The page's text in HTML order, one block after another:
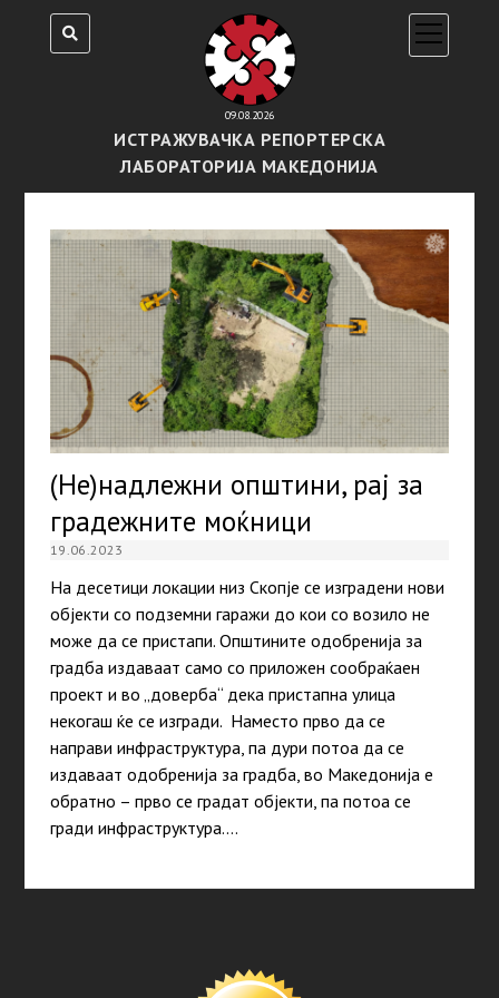
09.08.2026
ИСТРАЖУВАЧКА РЕПОРТЕРСКА
ЛАБОРАТОРИЈА МАКЕДОНИЈА
open
menu
(Не)надлежни општини, рај за
градежните моќници
19.06.2023
На десетици локации низ Скопје се изградени нови
објекти со подземни гаражи до кои со возило не
може да се пристапи. Општините одобренија за
градба издаваат само со приложен сообраќаен
проект и во „доверба“ дека пристапна улица
некогаш ќе се изгради. Наместо прво да се
направи инфраструктура, па дури потоа да се
издаваат одобренија за градба, во Македонија е
обратно – прво се градат објекти, па потоа се
гради инфраструктура.…